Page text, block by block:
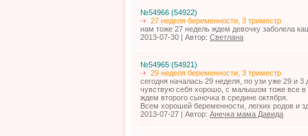
№54966 (54922)
27 неделя беременности, 3 триместр
нам тоже 27 недель ждем девочку заболела
2013-07-30 | Автор: Светлана
№54965 (54921)
29 неделя беременности, 3 триместр
сегодня началась 29 неделя, по узи уже 29 и 3
чувствую себя хорошо, с малышом тоже все в
ждем второго сыночка в средине октября.
Всем хорошей беременности, легких родов и
2013-07-27 | Автор: Анечка мама Давида